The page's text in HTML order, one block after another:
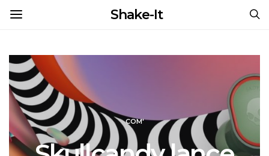
Shake-It
COM'